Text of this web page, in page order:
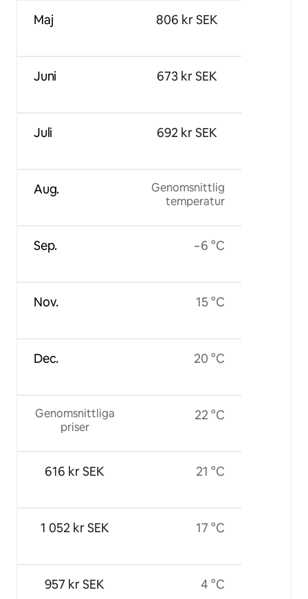
Maj
Juni
Juli
Aug.
Sep.
Nov.
Dec.
Genomsnittliga
priser
616 kr SEK
1 052 kr SEK
957 kr SEK
806 kr SEK
673 kr SEK
692 kr SEK
Genomsnittlig
temperatur
−6 °C
15 °C
20 °C
22 °C
21 °C
17 °C
4 °C